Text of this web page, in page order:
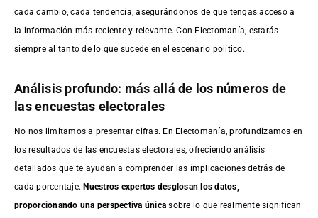
cada cambio, cada tendencia, asegurándonos de que tengas acceso a
la información más reciente y relevante. Con Electomanía, estarás
siempre al tanto de lo que sucede en el escenario político.
Análisis profundo: más allá de los números de
las encuestas electorales
No nos limitamos a presentar cifras. En Electomanía, profundizamos en
los resultados de las encuestas electorales, ofreciendo análisis
detallados que te ayudan a comprender las implicaciones detrás de
cada porcentaje. Nuestros expertos desglosan los datos,
proporcionando una perspectiva única sobre lo que realmente significan